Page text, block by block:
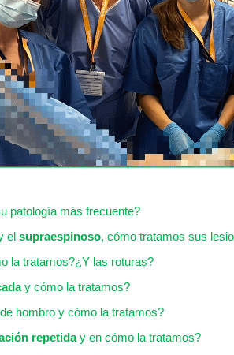
patología más frecuente?
el supraespinoso, cómo tratamos sus
la tratamos?¿Y las roturas?
y cómo la tratamos?
de hombro y cómo la tratamos?
repetiday en cómo la tratamos?